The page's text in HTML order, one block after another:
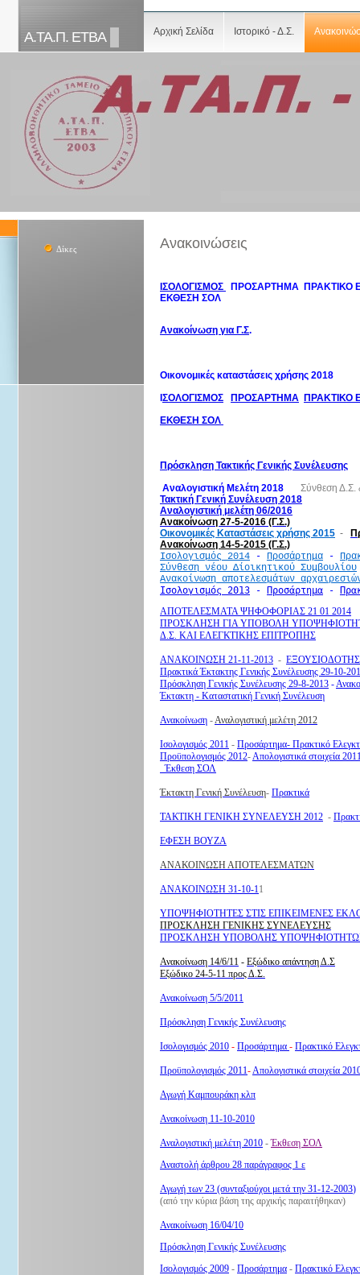
Α.ΤΑ.Π. ΕΤΒΑ Αρχική Σελίδα Ιστορικό - Δ.Σ.
Δίκες Ανακοινώσεις
ΙΣΟΛΟΓΙΣΜΟΣ
ΠΡΟΣΑΡΤΗΜΑ  ΠΡΑΚΤΙΚΟ
ΕΚΘΕΣΗ ΣΟΛ
Ανακοίνωση για Γ.Σ.
Οικονομικές καταστάσεις χρήσης 2018
ΣΟΛΟΓΙΣΜΟΣ ΠΡΟΣΑΡΤΗΜΑ ΠΡΑΚΤΙΚΟ
ΕΚΘΕΣΗ ΣΟΛ
Πρόσκληση Τακτικής Γενικής Συνέλευσης
Αναλογιστική Μελέτη 2018 Σύνθεση
Τακτική Γενική Συνέλευση 2018
Αναλογιστική μελέτη 06/2016
Ανακοίνωση 27-5-2016 (Γ.Σ.)
Οικονομικές Καταστάσεις χρήσης 2015
  -
Ανακοίνωση 14-5-2015 (Γ.Σ.)
Ισολογισμός 2014 - Προσάρτημα -
Σύνθεση νέου Δίοικητικού Συμβουλίου
Ανακοίνωση αποτελεσμάτων
Ισολογισμός 2013 - Προσάρτημα -
ΑΠΟΤΕΛΕΣΜΑΤΑ ΨΗΦΟΦΟΡΙΑΣ 21 01 2014
ΠΡΟΣΚΛΗΣΗ ΓΙΑ ΥΠΟΒΟΛΗ
Δ.Σ. ΚΑΙ ΕΛΕΓΚΤΙΚΗΣ ΕΠΙΤΡΟΠΗΣ
ΑΝΑΚΟΙΝΩΣΗ 21-11-2013 -
Πρακτικά Έκτακτης Γενικής Συνέλευσης 29-10-
Πρόσκληση Γενικής Συνέλευσης 29-8-2013 -
Έκτακτη - Καταστατική Γενική Συνέλευση
Ανακοίνωση -Αναλογιστική μελέτη 2012
Ισολογισμός 2011 - Προσάρτημα- Πρακτικό
Προϋπολογισμός 2012-Απολογιστικά στοιχεία
Έκθεση ΣΟΛ
Έκτακτη Γενική Συνέλευση- Πρακτικά
ΤΑΚΤΙΚΗ ΓΕΝΙΚΗ ΣΥΝΕΛΕΥΣΗ 2012 -
ΕΦΕΣΗ ΒΟΥΖΑ
ΑΝΑΚΟΙΝΩΣΗ ΑΠΟΤΕΛΕΣΜΑΤΩΝ
ΑΝΑΚΟΙΝΩΣΗ 31-10-11
ΥΠΟΨΗΦΙΟΤΗΤΕΣ ΣΤΙΣ ΕΠΙΚΕΙΜΕΝΕΣ
ΠΡΟΣΚΛΗΣΗ ΓΕΝΙΚΗΣ ΣΥΝΕΛΕΥΣΗΣ
ΠΡΟΣΚΛΗΣΗ ΥΠΟΒΟΛΗΣ
Ανακοίνωση 14/6/11 - Εξώδικο απάντηση Δ.Σ
Εξώδικο 24-5-11 προς Δ.Σ.
Ανακοίνωση 5/5/2011
Πρόσκληση Γενικής Συνέλευσης
Ισολογισμός 2010 - Προσάρτημα - Πρακτικό
Προϋπολογισμός 2011-Απολογιστικά στοιχεία
Αγωγή Καμπουράκη κλπ
Ανακοίνωση 11-10-2010
Αναλογιστική μελέτη 2010 -Έκθεση ΣΟΛ
Αναστολή άρθρου 28 παράγραφος 1 ε
Αγωγή των 23 (συνταξιούχοι μετά την 31-12-2003)
(από την κύρια βάση της αρχικής παραιτήθηκαν)
Ανακοίνωση 16/04/10
Πρόσκληση Γενικής Συνέλευσης
Ισολογισμός 2009 - Προσάρτημα - Πρακτικό